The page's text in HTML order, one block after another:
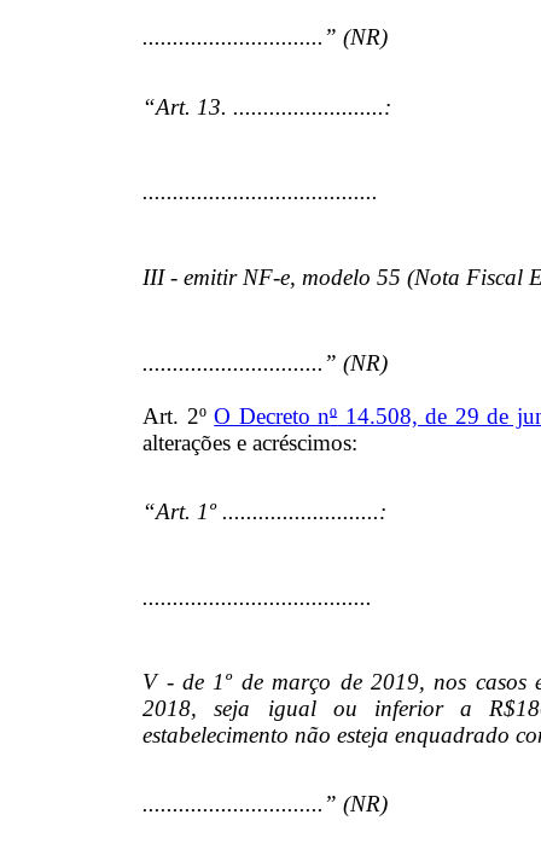
..............................” (NR)
“Art. 13. .........................:
.......................................
III - emitir NF-e, modelo 55 (Nota Fiscal
..............................” (NR)
Art. 2ºO Decreto nº14.508, de 29 de
alterações e acréscimos:
“Art. 1º ..........................:
......................................
V - de 1º de março de 2019, nos
2018, seja igual ou inferior a
estabelecimento não esteja enquadrado
..............................” (NR)